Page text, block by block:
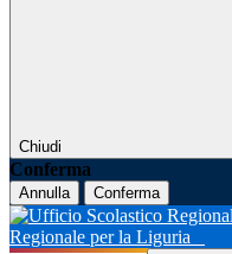
Chiudi
Conferma
Annulla Conferma
Regionale per la Liguria